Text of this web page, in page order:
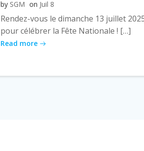
by SGM on Juil 8
Rendez-vous le dimanche 13 juillet
pour célébrer la Fête Nationale ! […]
Read more